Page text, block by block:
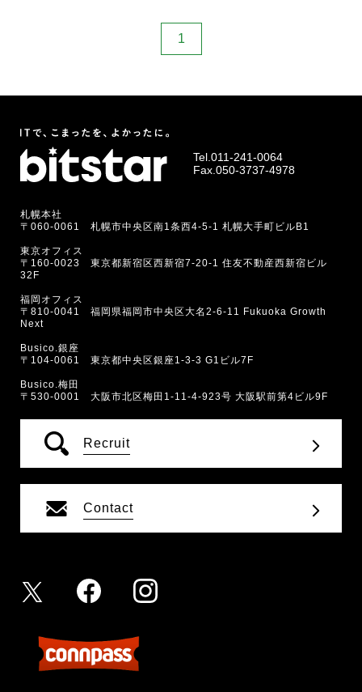
1
Tel. 011-241-0064
Fax.050-3737-4978
札幌本社
〒060-0061 札幌市中央区南1条西4-5-1 札幌大手町ビルB1
東京オフィス
〒160-0023 東京都新宿区西新宿7-20-1 住友不動産西新宿ビル
32F
福岡オフィス
〒810-0041 福岡県福岡市中央区大名2-6-11 Fukuoka Growth
Next
Busico.銀座
〒104-0061 東京都中央区銀座1-3-3 G1ビル7F
Busico.梅田
〒530-0001 大阪市北区梅田1-11-4-923号 大阪駅前第4ビル9F
Recruit
Contact